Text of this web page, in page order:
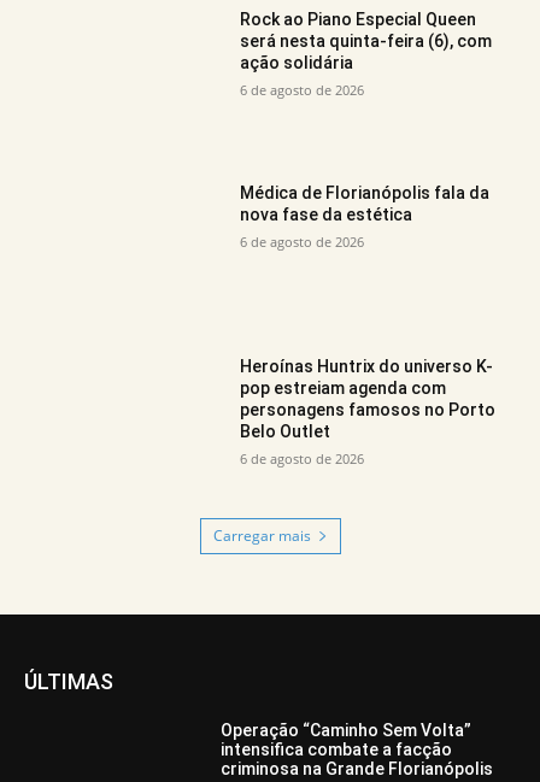
Rock ao Piano Especial Queen
será nesta quinta-feira (6), com
ação solidária
6 de agosto de 2026
Médica de Florianópolis fala da
nova fase da estética
6 de agosto de 2026
Heroínas Huntrix do universo K-
pop estreiam agenda com
personagens famosos no Porto
Belo Outlet
6 de agosto de 2026
Carregar mais
ÚLTIMAS
Operação “Caminho Sem Volta”
intensifica combate a facção
criminosa na Grande Florianópolis